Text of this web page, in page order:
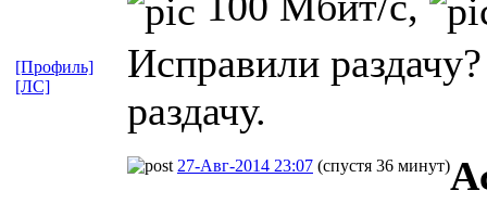
Исправили
раздачу.
[Профиль]
[ЛС]
27-Авг-2014 23:07 (спустя 36 минут)